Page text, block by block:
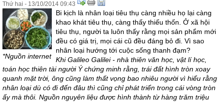
Thứ hai - 13/10/2014 09:43
*Nguồn internet
Bi kịch là nhân loại tiêu thụ càng nhiều họ lại càng
khao khát tiêu thụ, càng thấy thiếu thốn. Ở xã hội
tiêu thụ, người ta luôn thấy rằng mọi sản phẩm mới
đều có giá trị, mọi cái cũ đều đáng bỏ đi. Vì sao
nhân loại hướng tới cuộc sống thanh đạm?
Khi Galileo Galilei - nhà thiên văn học, vật lí học,
toán học thiên tài người Ý chứng minh rằng, trái đất hình tròn xoay
quanh mặt trời, ông cũng làm thất vọng bao nhiêu người vì hiểu rằng
nhân loại dù có đi đến đâu thì cũng chỉ phát triển trong cái vòng tròn
ấy mà thôi. Nguồn nguyên liệu được hình thành từ hàng trăm triệu